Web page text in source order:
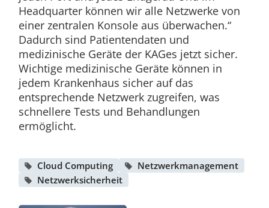
Headquarter können wir alle Netzwerke von
einer zentralen Konsole aus überwachen.“
Dadurch sind Patientendaten und
medizinische Geräte der KAGes jetzt sicher.
Wichtige medizinische Geräte können in
jedem Krankenhaus sicher auf das
entsprechende Netzwerk zugreifen, was
schnellere Tests und Behandlungen
ermöglicht.
Cloud Computing
Netzwerkmanagement
Netzwerksicherheit